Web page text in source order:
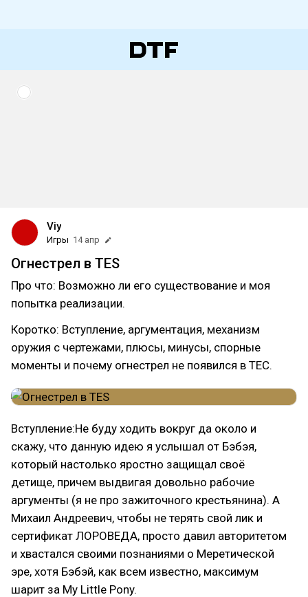
Viy
Игры 14 апр
Огнестрел в TES
Про что: Возможно ли его существование и моя
попытка реализации.
Коротко: Вступление, аргументация, механизм
оружия с чертежами, плюсы, минусы, спорные
моменты и почему огнестрел не появился в ТЕС.
Вступление:Не буду ходить вокруг да около и
скажу, что данную идею я услышал от Бэбэя,
который настолько яростно защищал своё
детище, причем выдвигая довольно рабочие
аргументы (я не про зажиточного крестьянина). А
Михаил Андреевич, чтобы не терять свой лик и
сертификат ЛОРОВЕДА, просто давил авторитетом
и хвастался своими познаниями о Меретической
эре, хотя Бэбэй, как всем известно, максимум
шарит за My Little Pony.